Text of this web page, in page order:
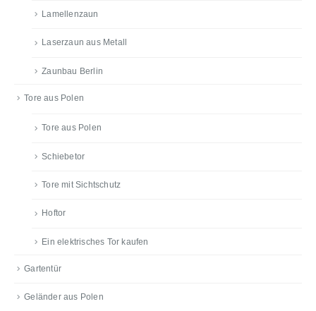
Lamellenzaun
Laserzaun aus Metall
Zaunbau Berlin
Tore aus Polen
Tore aus Polen
Schiebetor
Tore mit Sichtschutz
Hoftor
Ein elektrisches Tor kaufen
Gartentür
Geländer aus Polen